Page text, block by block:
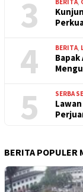
3
4 BERITA
Bapak
5 SERBA
Lawan
BERITA POPULER